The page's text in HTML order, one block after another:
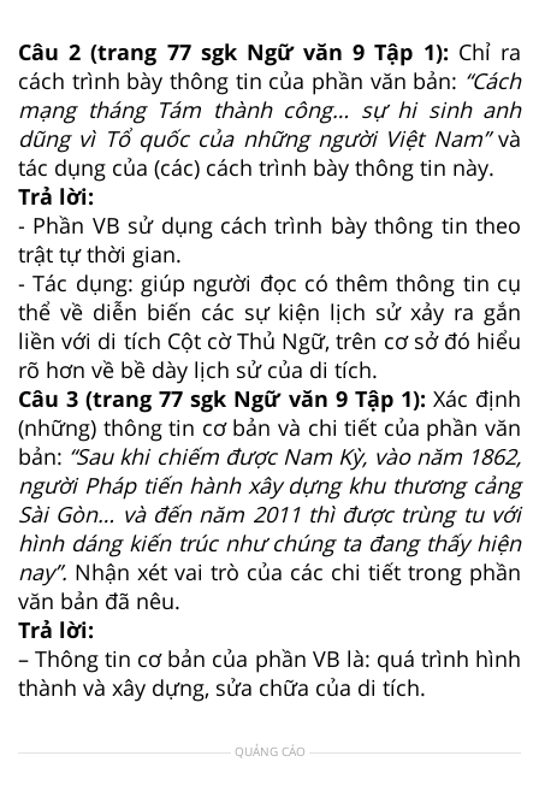
Câu 2 (trang 77 sgk Ngữ văn 9 Tập 1): Chỉ ra
cách trình bày thông tin của phần văn bản: “Cách
mạng tháng Tám thành công… sự hi sinh anh
dũng vì Tổ quốc của những người Việt Nam”và
tác dụng của (các) cách trình bày thông tin này.
Trả lời:
- Phần VB sử dụng cách trình bày thông tin theo
trật tự thời gian.
- Tác dụng: giúp người đọc có thêm thông tin cụ
thể về diễn biến các sự kiện lịch sử xảy ra gắn
liền với di tích Cột cờ Thủ Ngữ, trên cơ sở đó hiểu
rõ hơn về bề dày lịch sử của di tích.
Câu 3 (trang 77 sgk Ngữ văn 9 Tập 1): Xác định
(những) thông tin cơ bản và chi tiết của phần văn
bản: “Sau khi chiếm được Nam Kỳ, vào năm 1862,
người Pháp tiến hành xây dựng khu thương cảng
Sài Gòn… và đến năm 2011 thì được trùng tu với
hình dáng kiến trúc như chúng ta đang thấy hiện
nay”. Nhận xét vai trò của các chi tiết trong phần
văn bản đã nêu.
Trả lời:
– Thông tin cơ bản của phần VB là: quá trình hình
thành và xây dựng, sửa chữa của di tích.
QUẢNG CÁO